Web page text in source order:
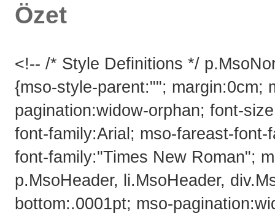
Özet
<!-- /* Style Definitions */
{mso-style-parent:""; margin:0cm;
pagination:widow-orphan; font-
font-family:Arial; mso-fareast-
font-family:"Times New Roman";
p.MsoHeader, li.MsoHeader,
bottom:.0001pt; mso-